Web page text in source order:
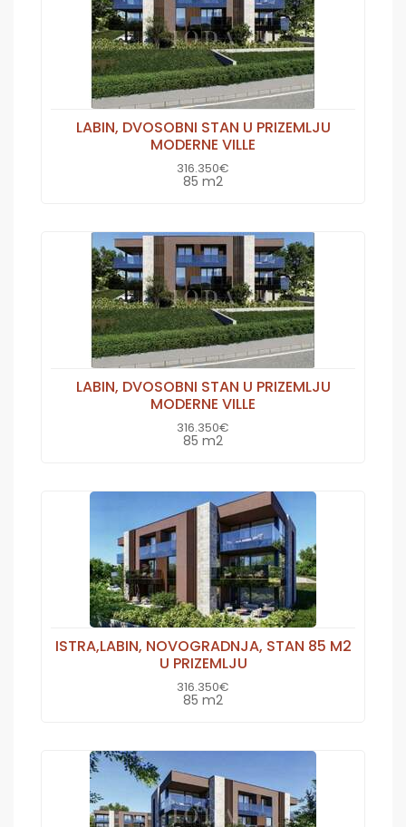
LABIN, DVOSOBNI STAN U PRIZEMLJU
MODERNE VILLE
316.350€
85 m2
LABIN, DVOSOBNI STAN U PRIZEMLJU
MODERNE VILLE
316.350€
85 m2
ISTRA,LABIN, NOVOGRADNJA, STAN 85 M2
U PRIZEMLJU
316.350€
85 m2